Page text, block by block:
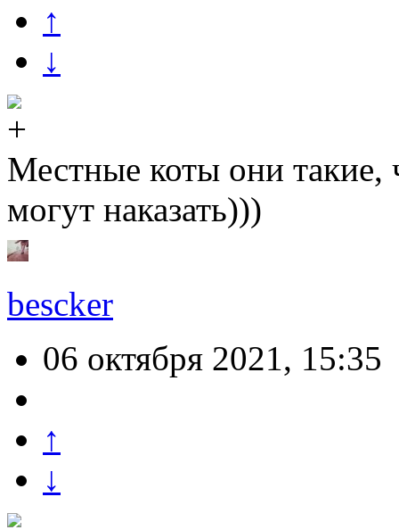
↑
↓
Местные коты они такие,
могут наказать)))
bescker
06 октября 2021, 15:35
↑
↓